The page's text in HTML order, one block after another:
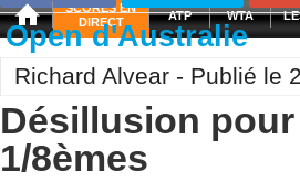
SCORES EN
DIRECT
ATP WTA
Open d'Australie
Richard Alvear - Publié le
Désillusion
1/8èmes